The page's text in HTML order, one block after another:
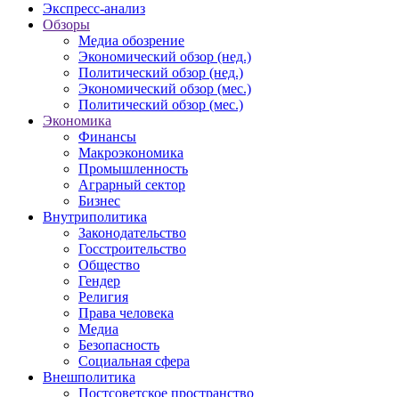
Экспресс-анализ
Обзоры
Медиа обозрение
Экономический обзор (нед.)
Политический обзор (нед.)
Экономический обзор (мес.)
Политический обзор (мес.)
Экономика
Финансы
Макроэкономика
Промышленность
Аграрный сектор
Бизнес
Внутриполитика
Законодательство
Госстроительство
Общество
Гендер
Религия
Права человека
Медиа
Безопасность
Социальная сфера
Внешполитика
Постсоветское пространство